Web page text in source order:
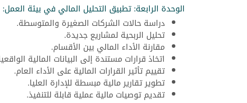
الوحدة الرابعة: تطبيق التحليل المالي في بيئة العمل:
دراسة حالات الشركات الصغيرة والمتوسطة.
تحليل الربحية لمشاريع جديدة.
مقارنة الأداء المالي بين الأقسام.
اتخاذ قرارات مستندة إلى البيانات المالية
تقييم تأثير القرارات المالية على الأداء العام.
تطوير تقارير مالية مبسطة للإدارة العليا.
تقديم توصيات مالية عملية قابلة للتنفيذ.